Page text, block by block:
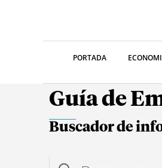
PORTADA
Guía de
Buscador de